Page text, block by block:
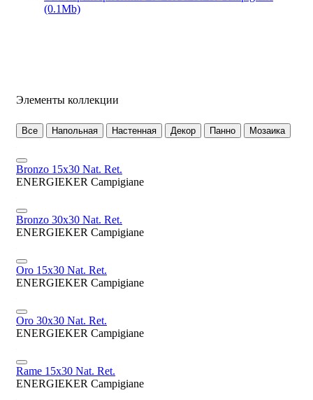
(0.1Mb)
Элементы коллекции
Все Напольная Настенная Декор Панно Мозаика
Bronzo 15x30 Nat. Ret.
ENERGIEKER Campigiane
Bronzo 30x30 Nat. Ret.
ENERGIEKER Campigiane
Oro 15x30 Nat. Ret.
ENERGIEKER Campigiane
Oro 30x30 Nat. Ret.
ENERGIEKER Campigiane
Rame 15x30 Nat. Ret.
ENERGIEKER Campigiane